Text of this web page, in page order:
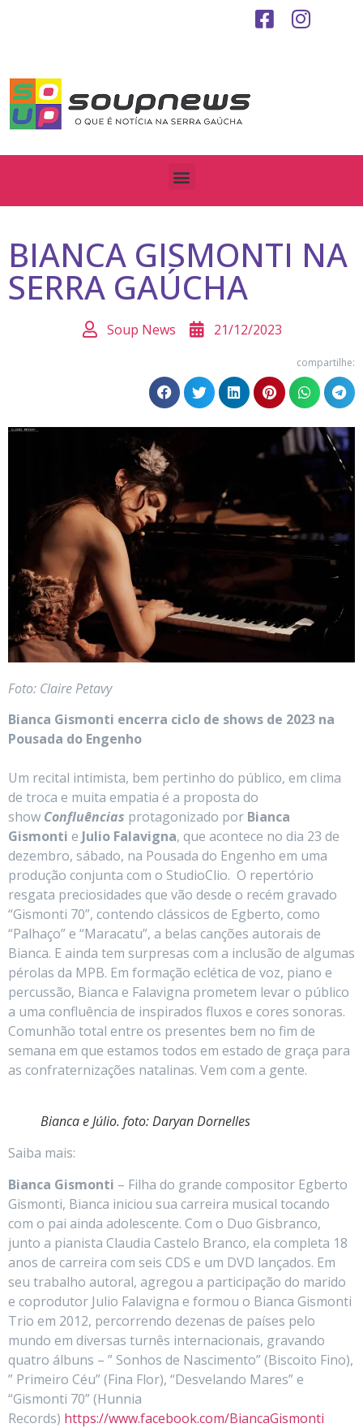
BIANCA GISMONTI NA
SERRA GAÚCHA
Soup News 21/12/2023
compartilhe:
Foto: Claire Petavy
Bianca Gismonti encerra ciclo de shows de 2023 na
Pousada do Engenho
Um recital intimista, bem pertinho do público, em clima
de troca e muita empatia é a proposta do
show Confluências protagonizado por Bianca
Gismonti e Julio Falavigna, que acontece no dia 23 de
dezembro, sábado, na Pousada do Engenho em uma
produção conjunta com o StudioClio. O repertório
resgata preciosidades que vão desde o recém gravado
“Gismonti 70”, contendo clássicos de Egberto, como
“Palhaço” e “Maracatu”, a belas canções autorais de
Bianca. E ainda tem surpresas com a inclusão de algumas
pérolas da MPB. Em formação eclética de voz, piano e
percussão, Bianca e Falavigna prometem levar o público
a uma confluência de inspirados fluxos e cores sonoras.
Comunhão total entre os presentes bem no fim de
semana em que estamos todos em estado de graça para
as confraternizações natalinas. Vem com a gente.
Bianca e Júlio. foto: Daryan Dornelles
Saiba mais:
Bianca Gismonti – Filha do grande compositor Egberto
Gismonti, Bianca iniciou sua carreira musical tocando
com o pai ainda adolescente. Com o Duo Gisbranco,
junto a pianista Claudia Castelo Branco, ela completa 18
anos de carreira com seis CDS e um DVD lançados. Em
seu trabalho autoral, agregou a participação do marido
e coprodutor Julio Falavigna e formou o Bianca Gismonti
Trio em 2012, percorrendo dezenas de países pelo
mundo em diversas turnês internacionais, gravando
quatro álbuns – ” Sonhos de Nascimento” (Biscoito Fino),
” Primeiro Céu” (Fina Flor), “Desvelando Mares” e
“Gismonti 70” (Hunnia
Records) https://www.facebook.com/BiancaGismonti